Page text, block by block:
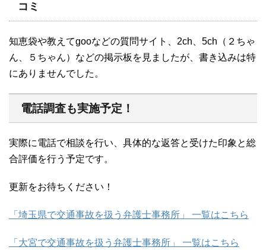
コミ
知恵袋や教えてgooなどの質問サイト、2ch、5ch（２ちゃ
ん、５ちゃん）などの掲示板を見ましたが、書き込みは特
にありませんでした。
電話調査も実施予定！
実際に電話で相談を行い、具体的な返答と受けた印象と総
合評価を行う予定です。
更新をお待ちください！
「埼玉県で交通事故を扱う弁護士事務所」 一覧はこちら
「大宮で交通事故を扱う弁護士事務所」 一覧はこちら